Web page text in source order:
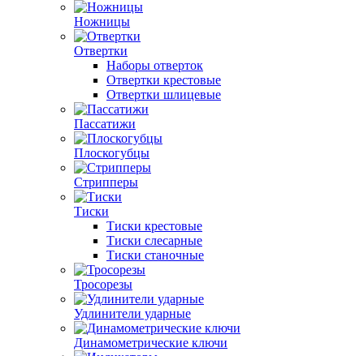
Ножницы
Отвертки
Наборы отверток
Отвертки крестовые
Отвертки шлицевые
Пассатижи
Плоскогубцы
Стрипперы
Тиски
Тиски крестовые
Тиски слесарные
Тиски станочные
Тросорезы
Удлинители ударные
Динамометрические ключи